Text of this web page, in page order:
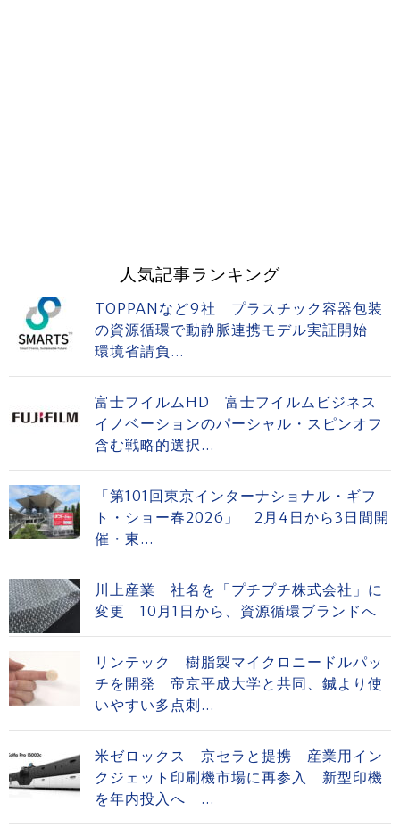
人気記事ランキング
TOPPANなど9社 プラスチック容器包装
の資源循環で動静脈連携モデル実証開始
環境省請負...
富士フイルムHD 富士フイルムビジネス
イノベーションのパーシャル・スピンオフ
含む戦略的選択...
「第101回東京インターナショナル・ギフ
ト・ショー春2026」 2月4日から3日間開
催・東...
川上産業 社名を「プチプチ株式会社」に
変更 10月1日から、資源循環ブランドへ
リンテック 樹脂製マイクロニードルパッ
チを開発 帝京平成大学と共同、鍼より使
いやすい多点刺...
米ゼロックス 京セラと提携 産業用イン
クジェット印刷機市場に再参入 新型印機
を年内投入へ ...